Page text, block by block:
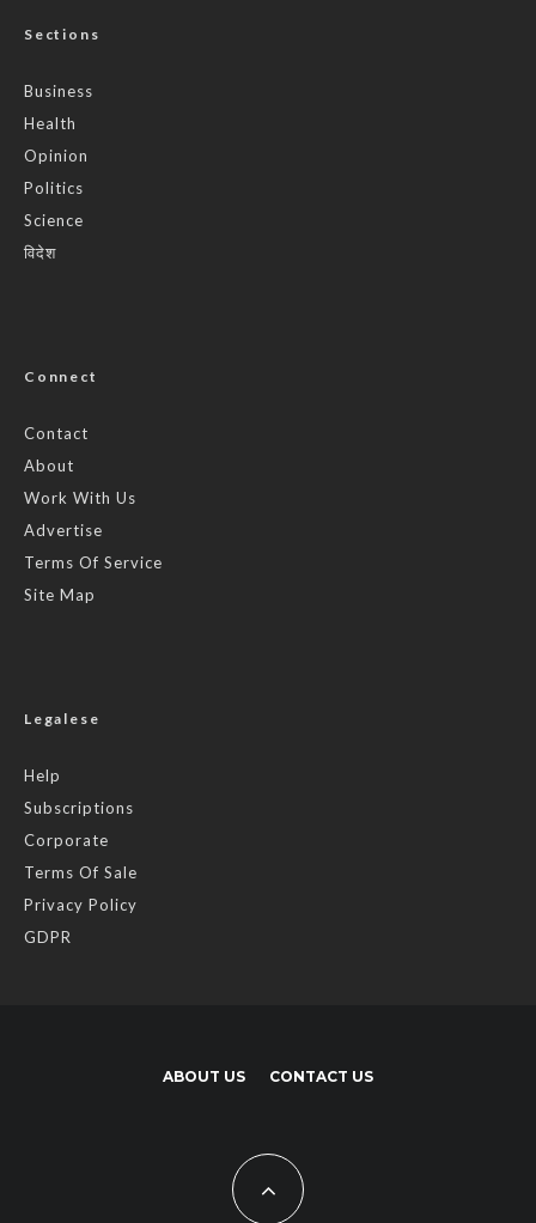
Sections
Business
Health
Opinion
Politics
Science
विदेश
Connect
Contact
About
Work With Us
Advertise
Terms Of Service
Site Map
Legalese
Help
Subscriptions
Corporate
Terms Of Sale
Privacy Policy
GDPR
ABOUT US CONTACT US